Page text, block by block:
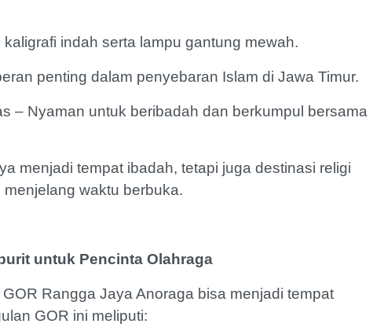
indah serta lampu gantung mewah.
penting dalam penyebaran Islam di Jawa Timur.
– Nyaman untuk beribadah dan berkumpul bersama
menjadi tempat ibadah, tetapi juga destinasi religi
waktu berbuka.
untuk Pencinta Olahraga
Rangga Jaya Anoraga bisa menjadi tempat
GOR ini meliputi: